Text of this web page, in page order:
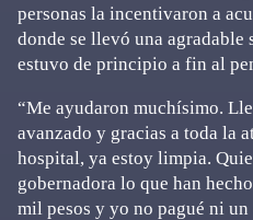
personas la incentivaron a
donde se llevó una agradable
estuvo de principio a fin al
“Me ayudaron muchísimo.
avanzado y gracias a toda la
hospital, ya estoy limpia.
gobernadora lo que han
mil pesos y yo no pagué ni un